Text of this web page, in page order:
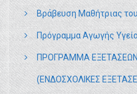
Βράβευση Μαθήτριας
Πρόγραμμα Αγωγής
ΠΡΟΓΡΑΜΜΑ ΕΞΕΤΑΣΕΩΝ
(ΕΝΔΟΣΧΟΛΙΚΕΣ